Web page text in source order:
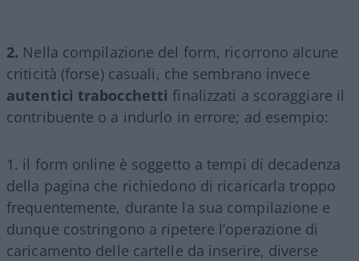
2. Nella compilazione del form, ricorrono alcune
criticità (forse) casuali, che sembrano invece
autentici trabocchetti finalizzati a scoraggiare il
contribuente o a indurlo in errore; ad esempio:
il form online è soggetto a tempi di decadenza
della pagina che richiedono di ricaricarla troppo
frequentemente, durante la sua compilazione e
dunque costringono a ripetere l’operazione di
caricamento delle cartelle da inserire, diverse